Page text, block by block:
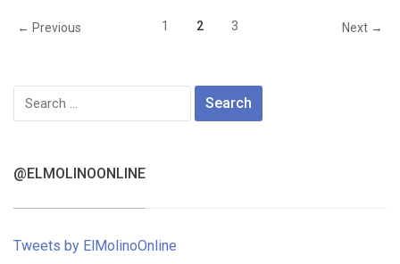
← Previous 1 2 3 Next →
Search
@ELMOLINOONLINE
Tweets by ElMolinoOnline